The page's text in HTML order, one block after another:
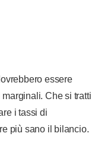
essere
Che si tratti
i tassi di
più sano il bilancio.